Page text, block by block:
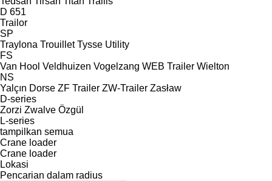
D 651
Trailor
SP
Traylona Trouillet Tysse Utility
FS
Van Hool Veldhuizen Vogelzang WEB Trailer Wielton
NS
Yalçın Dorse ZF Trailer ZW-Trailer Zasław
D-series
Zorzi Zwalve Özgül
L-series
tampilkan semua
Crane loader
Crane loader
Lokasi
Pencarian dalam radius